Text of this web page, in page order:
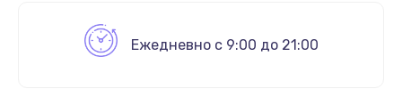
Ежедневно с 9:00 до 21:00